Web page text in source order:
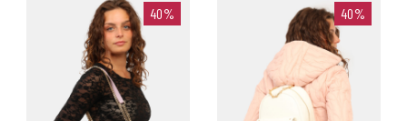
40% 40%